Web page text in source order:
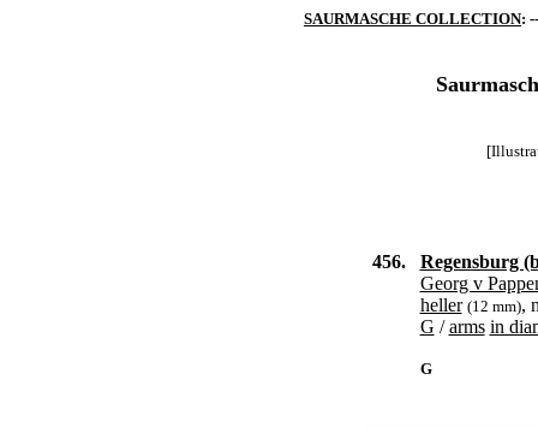
SAURMASCHE COLLECTION:
456.
Regensburg
Georg v
heller (12 mm),
G /arms in
G